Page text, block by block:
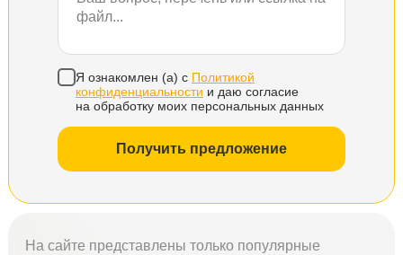
На сайте представлены только популярные
Я ознакомлен (а) с Политикой
конфиденциальности и даю согласие
на обработку моих персональных данных
Получить предложение